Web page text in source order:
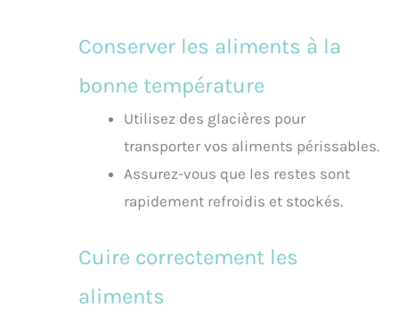
Conserver les aliments à la
bonne température
Utilisez des glacières pour
transporter vos aliments périssables.
Assurez-vous que les restes sont
rapidement refroidis et stockés.
Cuire correctement les
aliments